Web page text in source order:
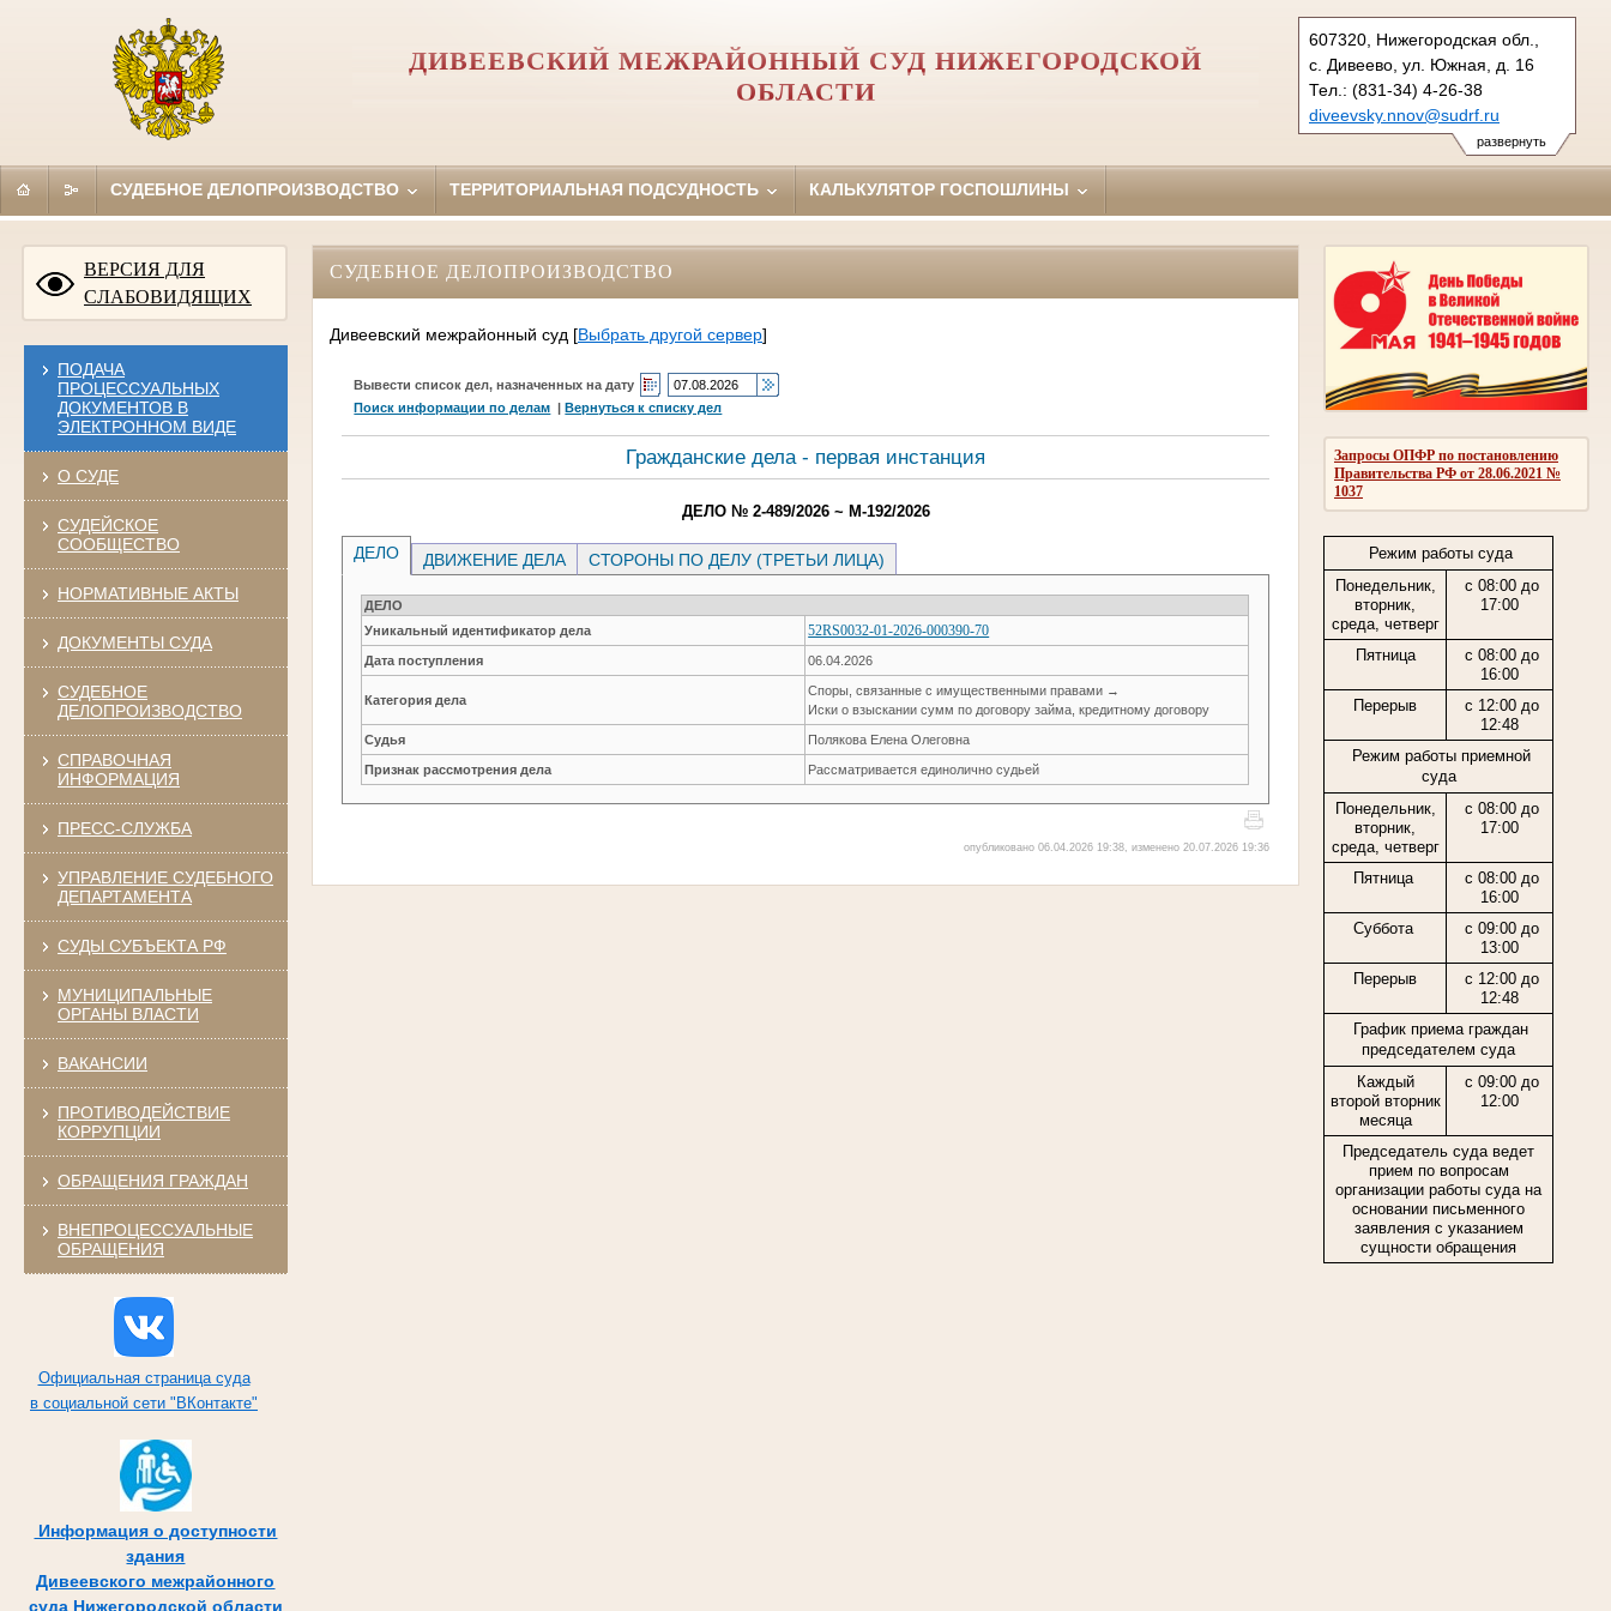
развернуть
607320, Нижегородская обл.,
с. Дивеево, ул. Южная, д. 16
Тел.: (831-34) 4-26-38
diveevsky.nnov@sudrf.ru
ДИВЕЕВСКИЙ МЕЖРАЙОННЫЙ СУД НИЖЕГОРОДСКОЙ
ОБЛАСТИ
СУДЕБНОЕ ДЕЛОПРОИЗВОДСТВО ТЕРРИТОРИАЛЬНАЯ ПОДСУДНОСТЬ КАЛЬКУЛЯТОР ГОСПОШЛИНЫ
ВЕРСИЯ ДЛЯ
СЛАБОВИДЯЩИХ
ПОДАЧА
ПРОЦЕССУАЛЬНЫХ
ДОКУМЕНТОВ В
ЭЛЕКТРОННОМ ВИДЕ
О СУДЕ
СУДЕЙСКОЕ
СООБЩЕСТВО
НОРМАТИВНЫЕ АКТЫ
ДОКУМЕНТЫ СУДА
СУДЕБНОЕ
ДЕЛОПРОИЗВОДСТВО
СПРАВОЧНАЯ
ИНФОРМАЦИЯ
ПРЕСС-СЛУЖБА
УПРАВЛЕНИЕ СУДЕБНОГО
ДЕПАРТАМЕНТА
СУДЫ СУБЪЕКТА РФ
МУНИЦИПАЛЬНЫЕ
ОРГАНЫ ВЛАСТИ
ВАКАНСИИ
ПРОТИВОДЕЙСТВИЕ
КОРРУПЦИИ
ОБРАЩЕНИЯ ГРАЖДАН
ВНЕПРОЦЕССУАЛЬНЫЕ
ОБРАЩЕНИЯ
Официальная страница суда
в социальной сети "ВКонтакте"
Информация о доступности
здания
Дивеевского межрайонного
суда Нижегородской области
Запросы ОПФР по постановлению
Правительства РФ от 28.06.2021 №
1037
Режим работы суда
Понедельник,
вторник,
среда, четверг
с 08:00 до
17:00
Пятница
с 08:00 до
16:00
Перерыв
с 12:00 до
12:48
Режим работы приемной
суда
Понедельник,
вторник,
среда, четверг
с 08:00 до
17:00
Пятница
с 08:00 до
16:00
Суббота
с 09:00 до
13:00
Перерыв
с 12:00 до
12:48
График приема граждан
председателем суда
Каждый
второй вторник
месяца
с 09:00 до
12:00
Председатель суда ведет
прием по вопросам
организации работы суда на
основании письменного
заявления с указанием
сущности обращения
СУДЕБНОЕ ДЕЛОПРОИЗВОДСТВО
Дивеевский межрайонный суд[Выбрать другой сервер]
Вывести список дел, назначенных на дату
Поиск информации по делам |Вернуться к списку дел
Гражданские дела - первая инстанция
ДЕЛО № 2-489/2026 ~ М-192/2026
ДЕЛО ДВИЖЕНИЕ ДЕЛА СТОРОНЫ ПО ДЕЛУ (ТРЕТЬИ ЛИЦА)
ДЕЛО
Уникальный идентификатор дела
52RS0032-01-2026-000390-70
Дата поступления 06.04.2026
Категория дела
Споры, связанные с имущественными правами →
Иски о взыскании сумм по договору займа, кредитному договору
Судья Полякова Елена Олеговна
Признак рассмотрения дела Рассматривается единолично судьей
опубликовано 06.04.2026 19:38, изменено 20.07.2026 19:36